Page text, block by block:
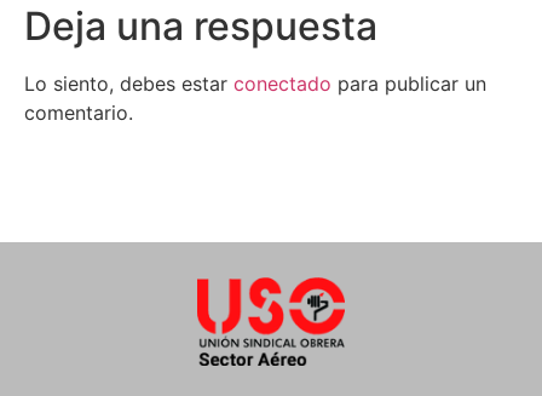
Deja una respuesta
Lo siento, debes estar conectado para publicar un
comentario.